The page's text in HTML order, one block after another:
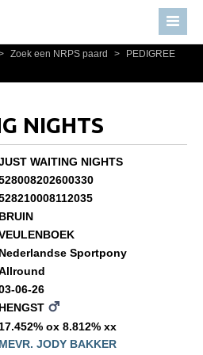
Zoek een NRPS paard >
PEDIGREE
NIGHTS
WAITING NIGHTS
BRUIN
Nederlandse Sportpony
06-26
HENGST
17.452% ox 8.812% xx
MEVR. JODY BAKKER